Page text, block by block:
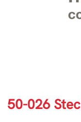
50-026